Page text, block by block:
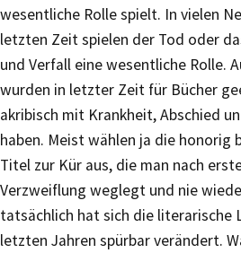
wesentliche Rolle spielt. In vielen
letzten Zeit spielen der Tod oder
und Verfall eine wesentliche Rolle.
wurden in letzter Zeit für Bücher
akribisch mit Krankheit, Abschied
haben. Meist wählen ja die honorig
Titel zur Kür aus, die man nach
Verzweiflung weglegt und nie
tatsächlich hat sich die literarische
letzten Jahren spürbar verändert.